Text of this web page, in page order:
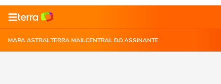
MAPA ASTRALTERRA MAILCENTRAL DO ASSINANTE